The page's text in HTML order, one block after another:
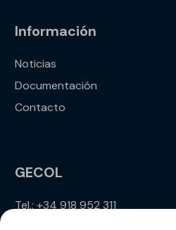
Información
Noticias
Documentación
Contacto
GECOL
Tel.: +34 918 952 311